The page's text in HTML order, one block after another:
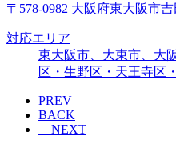
〒578-0982 大阪府東大阪市
対応エリア
東大阪市、大東市、大
区・生野区・天王寺区
PREV
BACK
NEXT